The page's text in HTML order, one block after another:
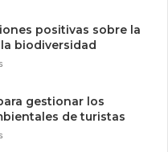
positivas sobre la
biodiversidad
gestionar los
de turistas